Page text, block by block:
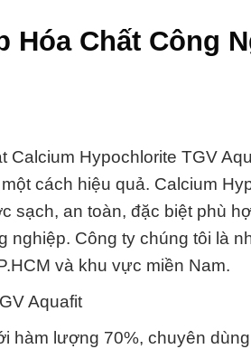
Chất Công
Hypochlorite TGV
cách hiệu quả. Calcium
sạch, an toàn, đặc biệt phù
Công ty chúng tôi là
và khu vực miền Nam.
Aquafit
hàm lượng 70%, chuyên